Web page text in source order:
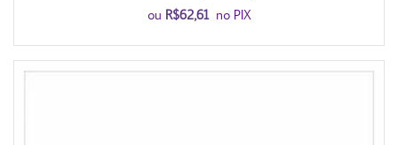
ou R$62,61 no PIX